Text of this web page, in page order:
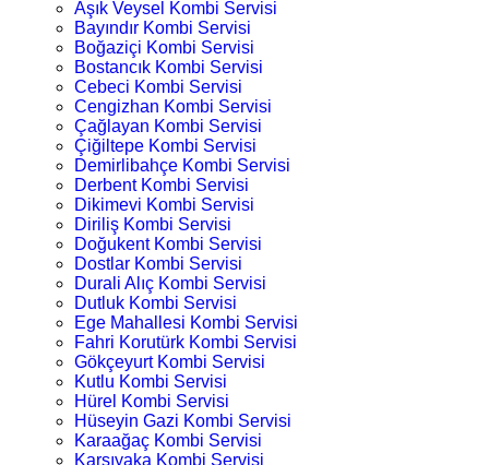
Aşık Veysel Kombi Servisi
Bayındır Kombi Servisi
Boğaziçi Kombi Servisi
Bostancık Kombi Servisi
Cebeci Kombi Servisi
Cengizhan Kombi Servisi
Çağlayan Kombi Servisi
Çiğiltepe Kombi Servisi
Demirlibahçe Kombi Servisi
Derbent Kombi Servisi
Dikimevi Kombi Servisi
Diriliş Kombi Servisi
Doğukent Kombi Servisi
Dostlar Kombi Servisi
Durali Alıç Kombi Servisi
Dutluk Kombi Servisi
Ege Mahallesi Kombi Servisi
Fahri Korutürk Kombi Servisi
Gökçeyurt Kombi Servisi
Kutlu Kombi Servisi
Hürel Kombi Servisi
Hüseyin Gazi Kombi Servisi
Karaağaç Kombi Servisi
Karşıyaka Kombi Servisi